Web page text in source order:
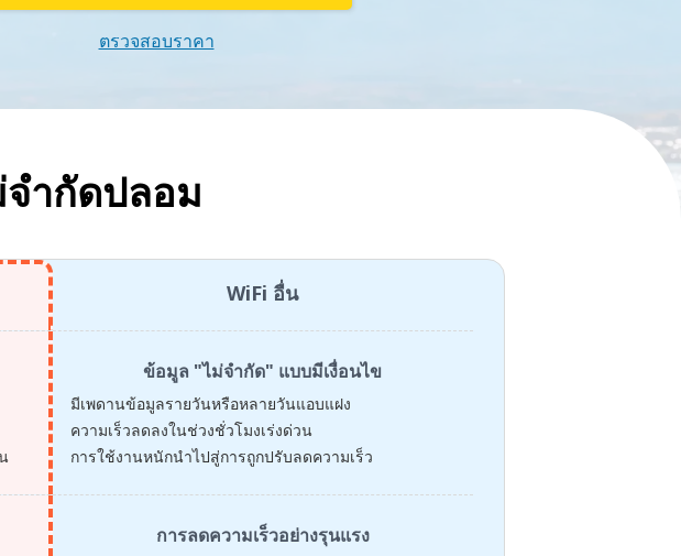
ตรวจสอบราคา
ำกัดปลอม
WiFi อื่น
ข้อมูล "ไม่จำกัด" แบบมีเงื่อนไข
มีเพดานข้อมูลรายวันหรือหลายวันแอบแฝง
ความเร็วลดลงในช่วงชั่วโมงเร่งด่วน
การใช้งานหนักนำไปสู่การถูกปรับลดความเร็ว
การลดความเร็วอย่างรุนแรง